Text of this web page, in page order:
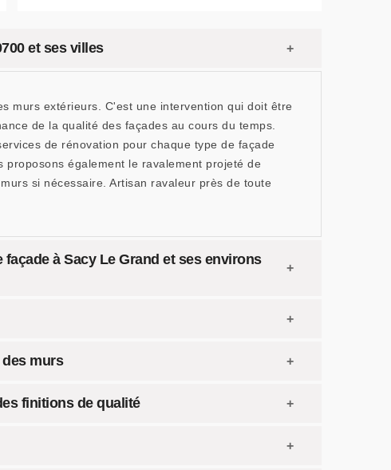
et ses villes
murs extérieurs. C'est une intervention qui doit être
de la qualité des façades au cours du temps.
de rénovation pour chaque type de façade
également le ravalement projeté de
si nécessaire. Artisan ravaleur près de toute
à Sacy Le Grand et ses environs
des murs
finitions de qualité